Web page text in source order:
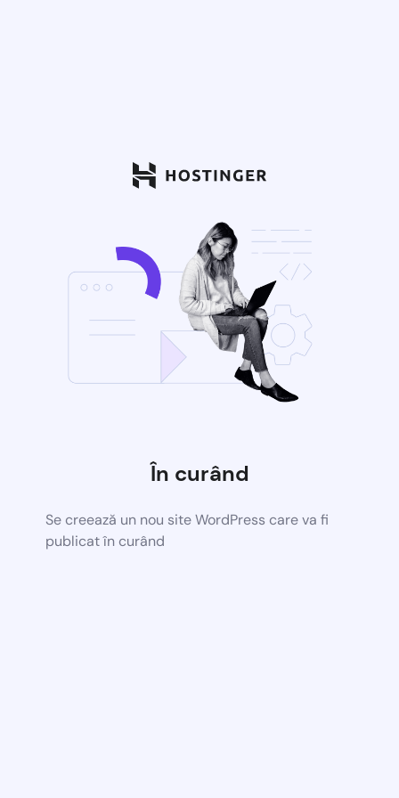
În curând
Se creează un nou site WordPress care va fi
publicat în curând